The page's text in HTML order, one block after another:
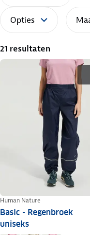
Opties
21 resultaten
Human Nature
Basic - Regenbroek
uniseks